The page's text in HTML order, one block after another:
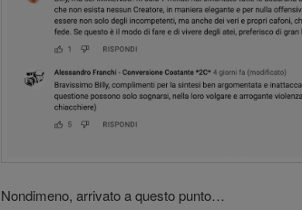
Nondimeno, arrivato a questo punto…